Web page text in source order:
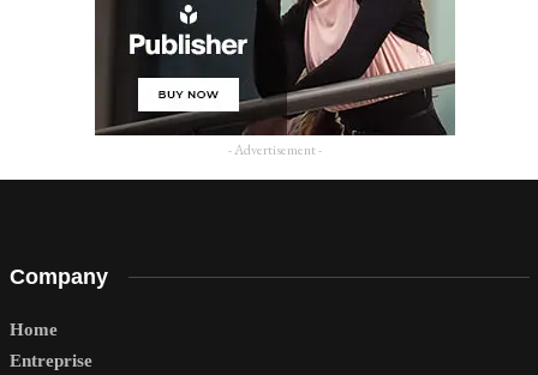
- Advertisement -
Company
Home
Entreprise